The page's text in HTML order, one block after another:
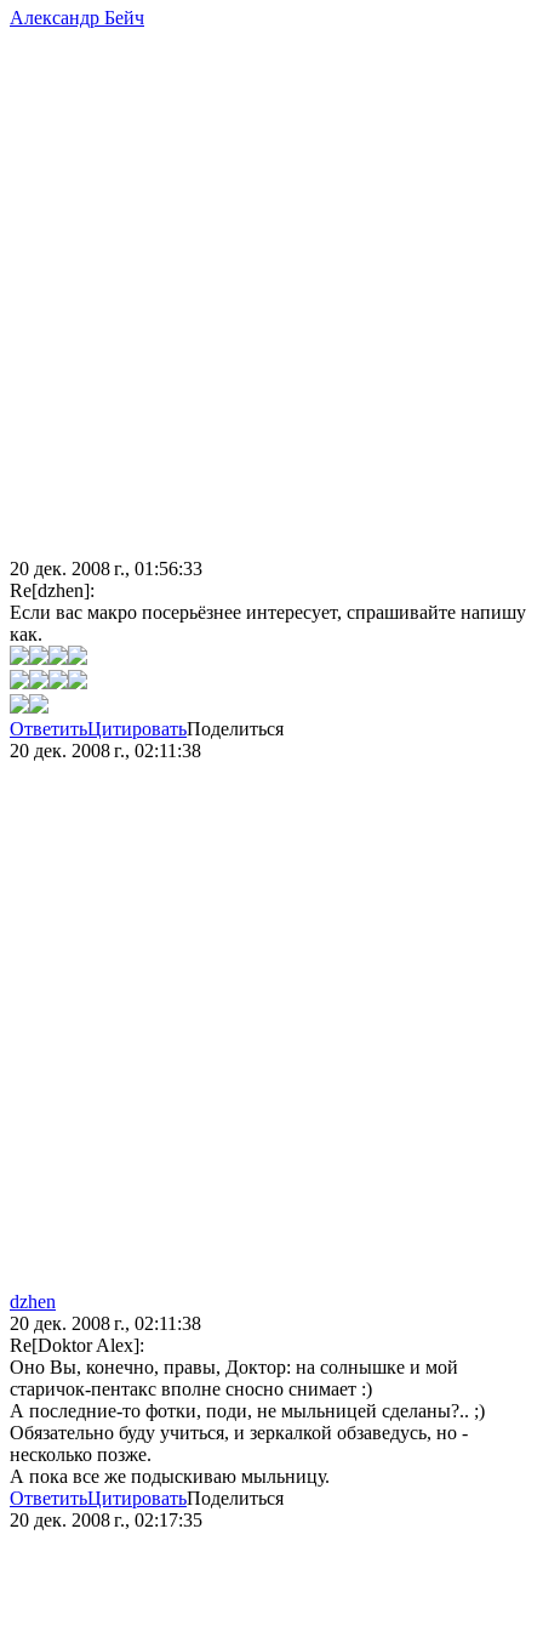
Александр Бейч
20 дек. 2008 г., 01:56:33
Re[dzhen]:
Если вас макро посерьёзнее интересует, спрашивайте напишу
как.
ОтветитьЦитироватьПоделиться
20 дек. 2008 г., 02:11:38
dzhen
20 дек. 2008 г., 02:11:38
Re[Doktor Alex]:
Оно Вы, конечно, правы, Доктор: на солнышке и мой
старичок-пентакс вполне сносно снимает :)
А последние-то фотки, поди, не мыльницей сделаны?.. ;)
Обязательно буду учиться, и зеркалкой обзаведусь, но -
несколько позже.
А пока все же подыскиваю мыльницу.
ОтветитьЦитироватьПоделиться
20 дек. 2008 г., 02:17:35